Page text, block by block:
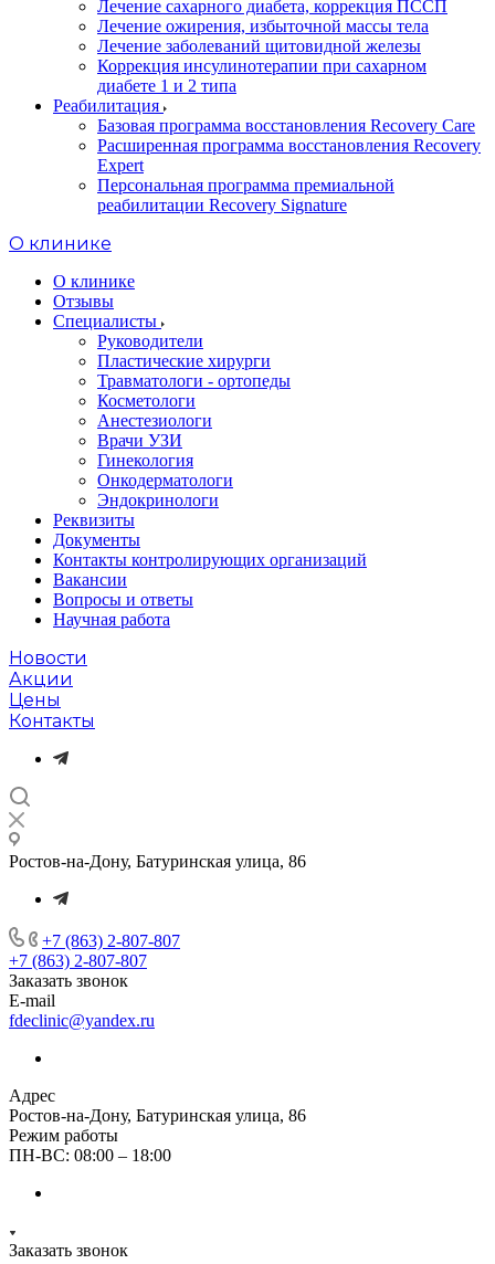
Лечение сахарного диабета, коррекция ПССП
Лечение ожирения, избыточной массы тела
Лечение заболеваний щитовидной железы
Коррекция инсулинотерапии при сахарном
диабете 1 и 2 типа
Реабилитация
Базовая программа восстановления Recovery Care
Расширенная программа восстановления Recovery
Expert
Персональная программа премиальной
реабилитации Recovery Signature
O клинике
О клинике
Отзывы
Специалисты
Руководители
Пластические хирурги
Травматологи - ортопеды
Косметологи
Анестезиологи
Врачи УЗИ
Гинекология
Онкодерматологи
Эндокринологи
Реквизиты
Документы
Контакты контролирующих организаций
Вакансии
Вопросы и ответы
Научная работа
Новости
Акции
Цены
Контакты
Ростов-на-Дону, Батуринская улица, 86
+7 (863) 2-807-807
+7 (863) 2-807-807
Заказать звонок
E-mail
fdeclinic@yandex.ru
Адрес
Ростов-на-Дону, Батуринская улица, 86
Режим работы
ПН-ВС: 08:00 – 18:00
Заказать звонок